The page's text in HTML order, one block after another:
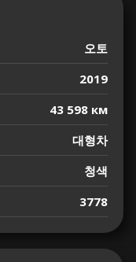
오토
2019
43 598 км
대형차
청색
3778